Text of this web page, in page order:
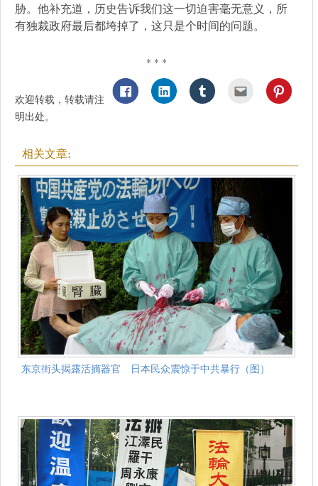
胁。他补充道，历史告诉我们这一切迫害毫无意义，所
有独裁政府最后都垮掉了，这只是个时间的问题。
* * *
欢迎转载，转载请注
明出处。
相关文章:
东京街头揭露活摘器官 日本民众震惊于中共暴行（图）